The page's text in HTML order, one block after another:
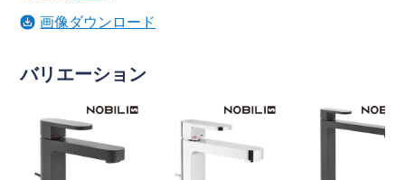
画像ダウンロード
バリエーション